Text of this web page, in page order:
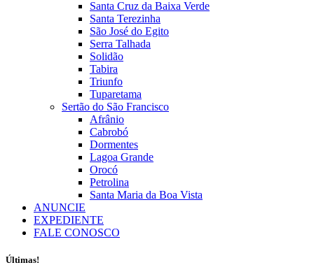
Santa Cruz da Baixa Verde
Santa Terezinha
São José do Egito
Serra Talhada
Solidão
Tabira
Triunfo
Tuparetama
Sertão do São Francisco
Afrânio
Cabrobó
Dormentes
Lagoa Grande
Orocó
Petrolina
Santa Maria da Boa Vista
ANUNCIE
EXPEDIENTE
FALE CONOSCO
Últimas!